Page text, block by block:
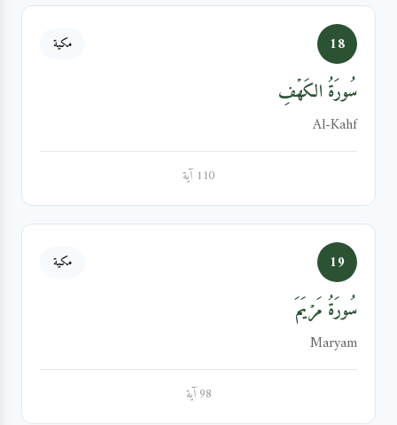
18 مكية
سُورَةُ الكَهۡفِ
Al-Kahf
110 آية
19 مكية
سُورَةُ مَرۡيَمَ
Maryam
98 آية